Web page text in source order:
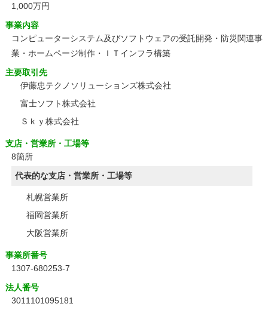
1,000万円
事業内容
コンピューターシステム及びソフトウェアの受託開発・防災関連事
業・ホームページ制作・ＩＴインフラ構築
主要取引先
伊藤忠テクノソリューションズ株式会社
富士ソフト株式会社
Ｓｋｙ株式会社
支店・営業所・工場等
8箇所
代表的な支店・営業所・工場等
札幌営業所
福岡営業所
大阪営業所
事業所番号
1307-680253-7
法人番号
3011101095181